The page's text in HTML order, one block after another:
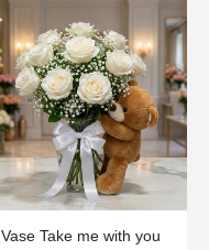
Vase Take me with you